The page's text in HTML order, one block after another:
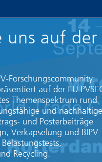
uns auf der
Forschungscommunity:
auf der EU
Themenspektrum rund
und nachhaltige
und Posterbeiträge
Verkapselung und BIPV
Recycling.